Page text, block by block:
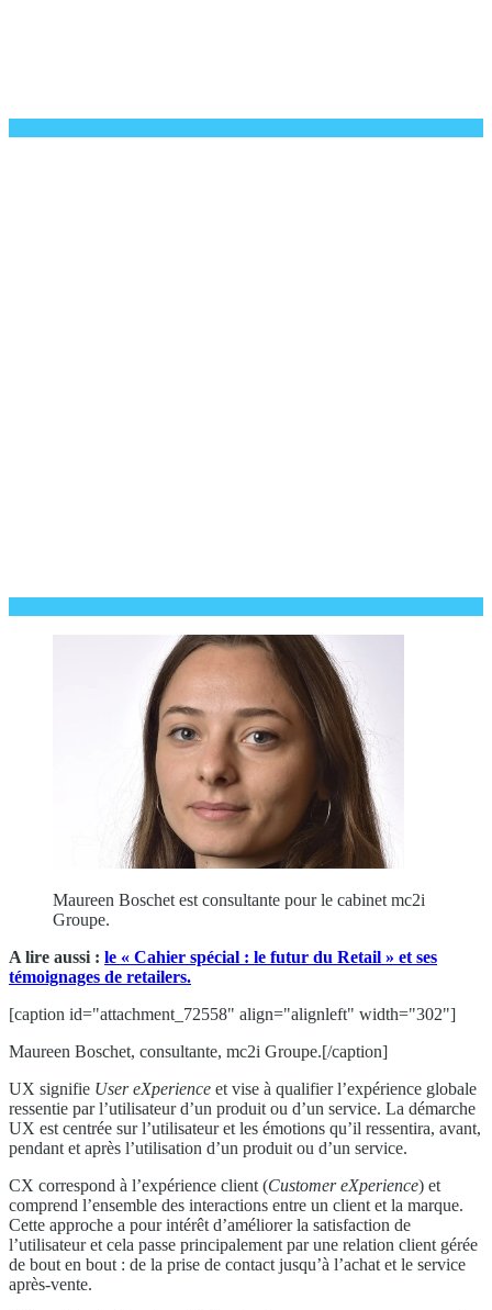
Maureen Boschet est consultante pour le cabinet mc2i
Groupe.
A lire aussi : le « Cahier spécial : le futur du Retail » et ses
témoignages de retailers.
[caption id="attachment_72558" align="alignleft" width="302"]
Maureen Boschet, consultante, mc2i Groupe.[/caption]
UX signifie User eXperience et vise à qualifier l’expérience globale
ressentie par l’utilisateur d’un produit ou d’un service. La démarche
UX est centrée sur l’utilisateur et les émotions qu’il ressentira, avant,
pendant et après l’utilisation d’un produit ou d’un service.
CX correspond à l’expérience client (Customer eXperience) et
comprend l’ensemble des interactions entre un client et la marque.
Cette approche a pour intérêt d’améliorer la satisfaction de
l’utilisateur et cela passe principalement par une relation client gérée
de bout en bout : de la prise de contact jusqu’à l’achat et le service
après-vente.